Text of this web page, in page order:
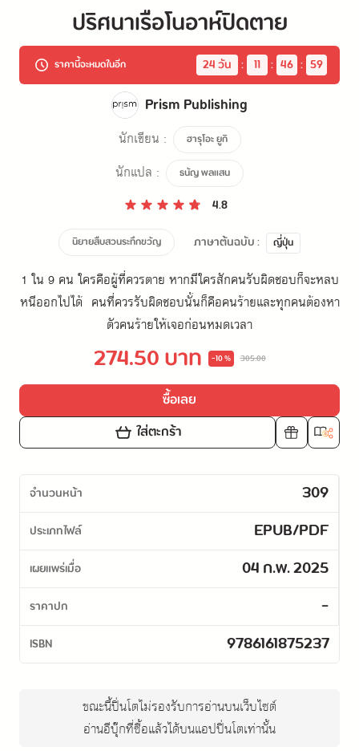
ปริศนาเรือโนอาห์ปิดตาย
ราคานี้จะหมดในอีก 24 วัน : 11 : 46 : 58
Prism Publishing
นักเขียน : ฮารุโอะ ยูกิ
นักแปล : ธนัญ พลแสน
4.8
นิยายสืบสวนระทึกขวัญ ภาษาต้นฉบับ : ญี่ปุ่น
1 ใน 9 คน ใครคือผู้ที่ควรตาย หากมีใครสักคนรับผิดชอบก็จะหลบ
หนีออกไปได้ คนที่ควรรับผิดชอบนั้นก็คือคนร้ายและทุกคนต้องหา
ตัวคนร้ายให้เจอก่อนหมดเวลา
274.50 บาท -10 % 305.00
ซื้อเลย
ใส่ตะกร้า
จำนวนหน้า 309
ประเภทไฟล์ EPUB/PDF
เผยแพร่เมื่อ 04 ก.พ. 2025
ราคาปก -
ISBN 9786161875237
ขณะนี้ปิ่นโตไม่รองรับการอ่านบนเว็บไซต์
อ่านอีบุ๊กที่ซื้อแล้วได้บนแอปปิ่นโตเท่านั้น